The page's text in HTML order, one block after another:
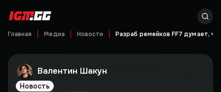
Главная Медиа Новости Разраб ремейков FF7 думает,
Валентин Шакун
Новость